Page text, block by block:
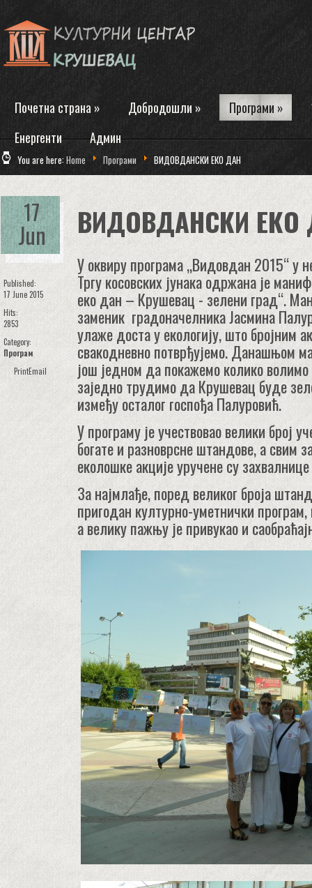
Почетна страна » Добродошли » Програми »
Енергенти
Админ
You are here:Home Програми ВИДОВДАНСКИ ЕКО ДАН
17
Jun
Published:
17 June 2015
Hits:
2853
Category:
Програм
PrintEmail
ВИДОВДАНСКИ ЕКО
У оквиру програма „Видовдан 2015“ у
Тргу косовских јунака одржана је
еко дан – Крушевац - зелени град“.
заменик градоначелника Јасмина
улаже доста у екологију, што бројним
свакодневно потврђујемо. Данашњом
још једном да покажемо колико
заједно трудимо да Крушевац буде
између осталог госпођа Палуровић.
У програму је учествовао велики број
богате и разноврсне штандове, а свим
еколошке акције уручене су
За најмлађе, поред великог броја
пригодан културно-уметнички
а велику пажњу је привукао и